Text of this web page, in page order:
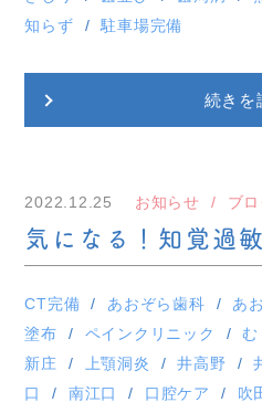
知らず
駐車場完備
続きを
2022.12.25 お知らせ ブ
気になる！知覚過
CT完備 あおぞら歯科 あ
塗布
ペインクリニック む
新庄
上顎洞炎 井高野
口
南江口 口腔ケア 吹